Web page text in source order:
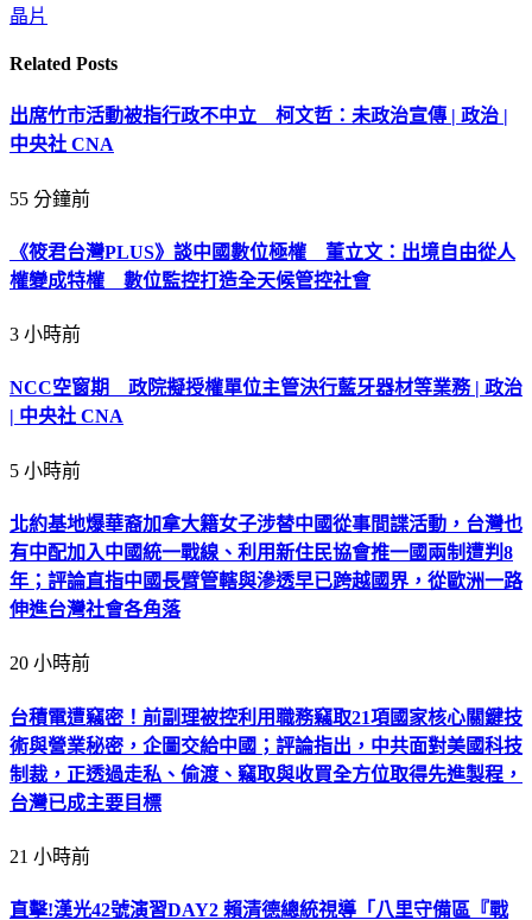
晶片
Related Posts
出席竹市活動被指行政不中立 柯文哲：未政治宣傳 | 政治 |
中央社 CNA
55 分鐘前
《筱君台灣PLUS》談中國數位極權 董立文：出境自由從人
權變成特權 數位監控打造全天候管控社會
3 小時前
NCC空窗期 政院擬授權單位主管決行藍牙器材等業務 | 政治
| 中央社 CNA
5 小時前
北約基地爆華裔加拿大籍女子涉替中國從事間諜活動，台灣也
有中配加入中國統一戰線、利用新住民協會推一國兩制遭判8
年；評論直指中國長臂管轄與滲透早已跨越國界，從歐洲一路
伸進台灣社會各角落
20 小時前
台積電遭竊密！前副理被控利用職務竊取21項國家核心關鍵技
術與營業秘密，企圖交給中國；評論指出，中共面對美國科技
制裁，正透過走私、偷渡、竊取與收買全方位取得先進製程，
台灣已成主要目標
21 小時前
直擊!漢光42號演習DAY2 賴清德總統視導「八里守備區『戰